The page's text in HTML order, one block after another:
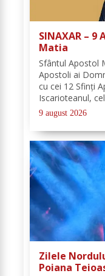
SINAXAR –
Matia
Sfântul Apostol
Apostoli ai
cu cei 12 Sfinţi
Iscarioteanul,
pentru 30 de
Domnului,
9 august 2026
Zilele
Poiana